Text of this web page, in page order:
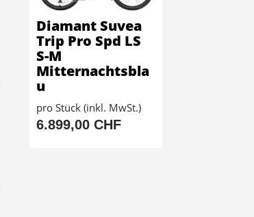
Diamant Suvea
Trip Pro Spd LS
S-M
Mitternachtsbla
u
pro Stück (inkl. MwSt.)
6.899,00 CHF